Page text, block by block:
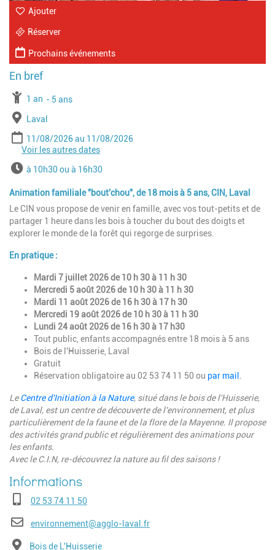
Ajouter
Réserver
Prochains événements
À partir de
1 an Jusqu'à l'age de
5 ans
Lieu
Laval
Période
Date de début
11/08/2026 Date de fin
11/08/2026
Date de début
19/08/2026 Date de fin
19/08/2026
Voir les autres dates
Horairesà 10h30 ou à 16h30
Animation familiale "bout'chou", de 18 mois à 5 ans, CIN, Laval
Le CIN vous propose de venir en famille, avec vos tout-petits et de
partager 1 heure dans les bois à toucher du bout des doigts et
explorer le monde de la forêt qui regorge de surprises.
En pratique :
Mardi 7 juillet 2026 de 10 h 30 à 11 h 30
Mercredi 5 août 2026 de 10 h 30 à 11 h 30
Mardi 11 août 2026 de 16 h 30 à 17 h 30
Mercredi 19 août 2026 de 10 h 30 à 11 h 30
Lundi 24 août 2026 de 16 h 30 à 17 h30
Tout public, enfants accompagnés entre 18 mois à 5 ans
Bois de l'Huisserie, Laval
Gratuit
Réservation obligatoire au 02 53 74 11 50 ou par mail
LeCentre d'Initiation à la Nature, situé dans le bois de l'Huisserie,
de Laval, est un centre de découverte de l'environnement, et plus
particulièrement de la faune et de la flore de la Mayenne. Il propose
des activités grand public et régulièrement des animations pour
les enfants.
Avec le C.I.N, re-découvrez la nature au fil des saisons !
Téléphone02 53 74 11 50
E-mailenvironnement@agglo-laval.fr
AdresseBois de L'Huisserie